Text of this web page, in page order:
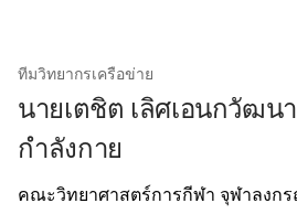
ทีมวิทยากรเครือข่าย
นายเตชิต เลิศเอนกวัฒน
กำลังกาย
คณะวิทยาศาสตร์การกีฬา จุฬาลงก